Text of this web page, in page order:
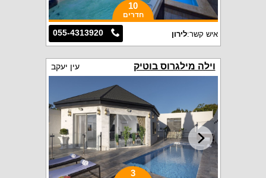
10
חדרים
055-4313920 איש קשר:לירון
וילה מילגרוס בוטיק עין יעקב
3